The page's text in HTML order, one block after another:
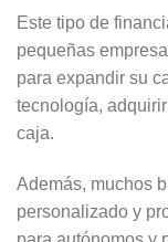
Este tipo de
pequeñas
para expandir su
tecnología,
caja.
Además, muchos
personalizado y